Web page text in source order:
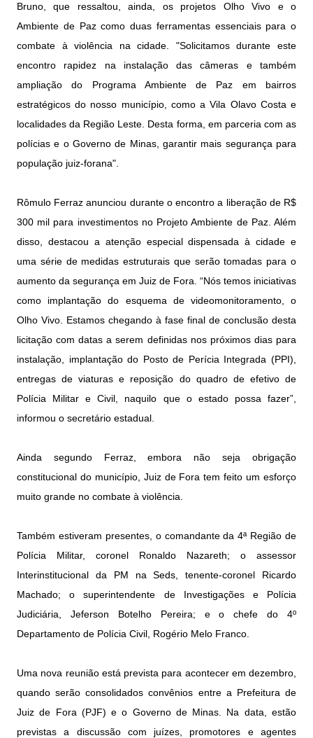
Bruno, que ressaltou, ainda, os projetos Olho Vivo e o
Ambiente de Paz como duas ferramentas essenciais para o
combate à violência na cidade. "Solicitamos durante este
encontro rapidez na instalação das câmeras e também
ampliação do Programa Ambiente de Paz em bairros
estratégicos do nosso município, como a Vila Olavo Costa e
localidades da Região Leste. Desta forma, em parceria com as
polícias e o Governo de Minas, garantir mais segurança para
população juiz-forana".
Rômulo Ferraz anunciou durante o encontro a liberação de R$
300 mil para investimentos no Projeto Ambiente de Paz. Além
disso, destacou a atenção especial dispensada à cidade e
uma série de medidas estruturais que serão tomadas para o
aumento da segurança em Juiz de Fora. “Nós temos iniciativas
como implantação do esquema de videomonitoramento, o
Olho Vivo. Estamos chegando à fase final de conclusão desta
licitação com datas a serem definidas nos próximos dias para
instalação, implantação do Posto de Perícia Integrada (PPI),
entregas de viaturas e reposição do quadro de efetivo de
Polícia Militar e Civil, naquilo que o estado possa fazer”,
informou o secretário estadual.
Ainda segundo Ferraz, embora não seja obrigação
constitucional do município, Juiz de Fora tem feito um esforço
muito grande no combate à violência.
Também estiveram presentes, o comandante da 4ª Região de
Polícia Militar, coronel Ronaldo Nazareth; o assessor
Interinstitucional da PM na Seds, tenente-coronel Ricardo
Machado; o superintendente de Investigações e Polícia
Judiciária, Jeferson Botelho Pereira; e o chefe do 4º
Departamento de Polícia Civil, Rogério Melo Franco.
Uma nova reunião está prevista para acontecer em dezembro,
quando serão consolidados convênios entre a Prefeitura de
Juiz de Fora (PJF) e o Governo de Minas. Na data, estão
previstas a discussão com juízes, promotores e agentes